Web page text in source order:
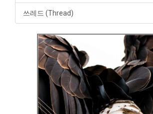
쓰레드 (Thread)